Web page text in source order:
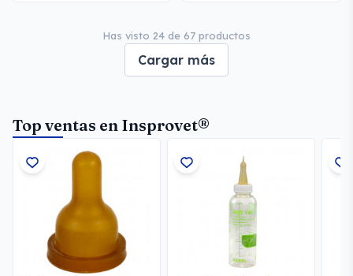
Has visto 24 de 67 productos
Cargar más
Top ventas en Insprovet®